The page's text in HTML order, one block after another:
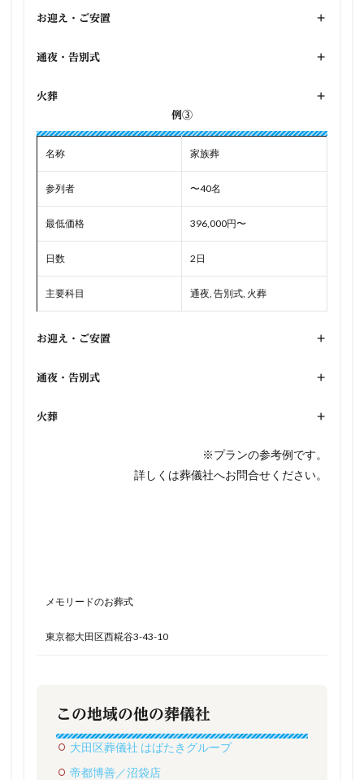
お迎え・ご安置 +
通夜・告別式 +
火葬
+
例③
名称 家族葬
参列者 〜40名
最低価格 396,000円〜
日数 2日
主要科目 通夜, 告別式, 火葬
お迎え・ご安置 +
通夜・告別式 +
火葬 +
※プランの参考例です。
詳しくは葬儀社へお問合せください。
メモリードのお葬式
東京都大田区西糀谷3-43-10
この地域の他の葬儀社
大田区葬儀社 はばたきグループ
帝都博善／沼袋店